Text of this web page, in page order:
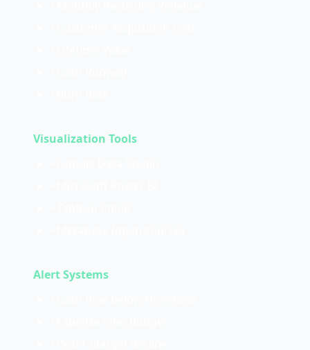
Visualization Tools
Alert Systems